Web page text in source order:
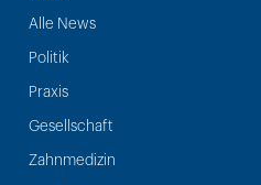
Alle News
Politik
Praxis
Gesellschaft
Zahnmedizin